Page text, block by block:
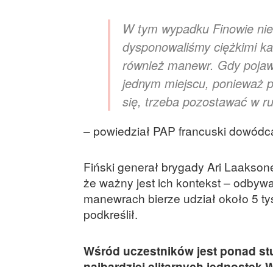
W tym wypadku Finowie
dysponowaliśmy ciężkimi
również manewr. Gdy
jednym miejscu, ponieważ
się, trzeba pozostawać w
– powiedział PAP francuski
Fiński generał brygady Ari
że ważny jest ich kontekst –
manewrach bierze udział około 5
podkreślił.
Wśród uczestników jest ponad